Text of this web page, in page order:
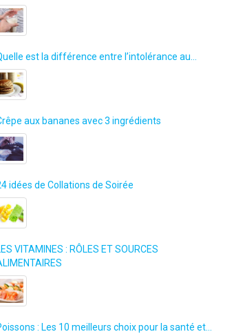
est la différence entre l’intolérance au…
aux bananes avec 3 ingrédients
idées de Collations de Soirée
VITAMINES : RÔLES ET SOURCES
: Les 10 meilleurs choix pour la santé et…